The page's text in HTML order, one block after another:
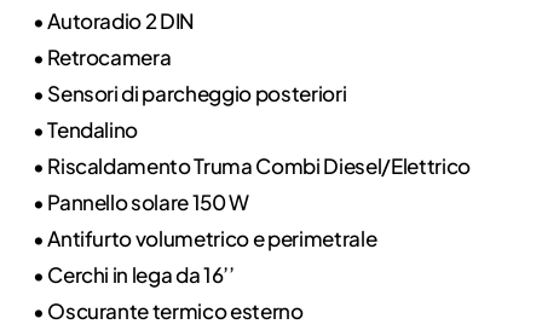
• Autoradio 2 DIN
• Retrocamera
• Sensori di parcheggio posteriori
• Tendalino
• Riscaldamento Truma Combi Diesel/Elettrico
• Pannello solare 150 W
• Antifurto volumetrico e perimetrale
• Cerchi in lega da 16’’
• Oscurante termico esterno